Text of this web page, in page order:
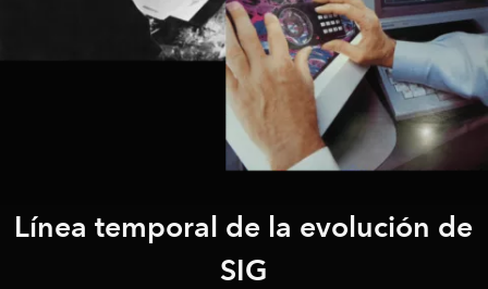
Línea temporal de la evolución de
SIG